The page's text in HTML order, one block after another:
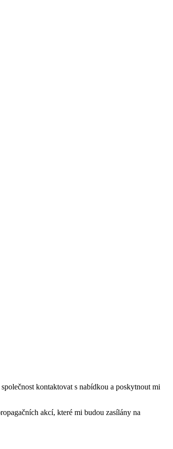
kontaktovat s nabídkou a poskytnout mi
akcí, které mi budou zasílány na